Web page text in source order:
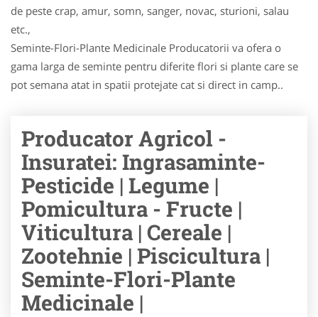
de peste crap, amur, somn, sanger, novac, stu­ri­oni, salau
etc.,
Seminte-Flori-Plante Medicinale Producatorii va ofera o
gama larga de seminte pentru diferite flori si plante care se
pot semana atat in spatii protejate cat si direct in camp..
Producator Agricol -
Insuratei: Ingrasaminte-
Pesticide | Legume |
Pomicultura - Fructe |
Viticultura | Cereale |
Zootehnie | Piscicultura |
Seminte-Flori-Plante
Medicinale |